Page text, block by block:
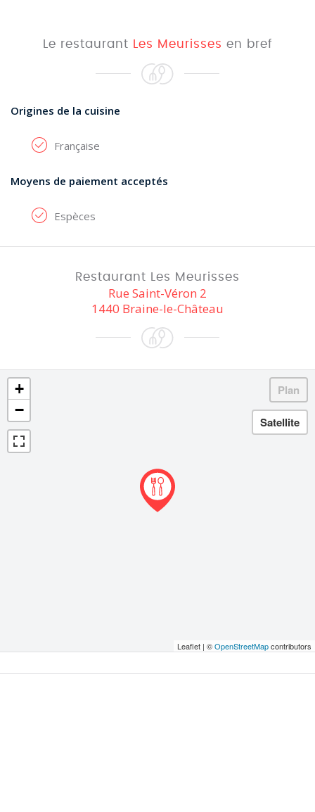
Le restaurant Les Meurisses en bref
Origines de la cuisine
Française
Moyens de paiement acceptés
Espèces
Restaurant Les Meurisses
Rue Saint-Véron 2
1440 Braine-le-Château
+
−
Leaflet | ©OpenStreetMapcontributors